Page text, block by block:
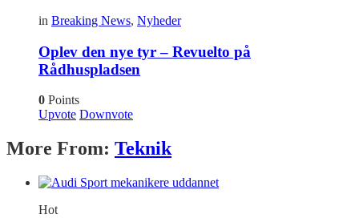
in Breaking News, Nyheder
Oplev den nye tyr – Revuelto på
Rådhuspladsen
0 Points
Upvote Downvote
More From: Teknik
Hot